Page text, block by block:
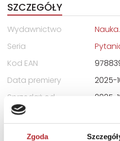
Zgoda
SZCZEGÓŁY
Wydawnictwo
Seria
Kod EAN
Data premiery
2025-
Sprzedaż od
2025-
Strony
Rodzaj
Książki